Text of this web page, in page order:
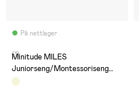
På nettlager
(1)
Minitude MILES
Juniorseng/Montessoriseng
140x200, Nature